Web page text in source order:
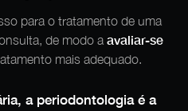
para o tratamento de uma
de modo a avaliar-se
mais adequado.
a periodontologia é a